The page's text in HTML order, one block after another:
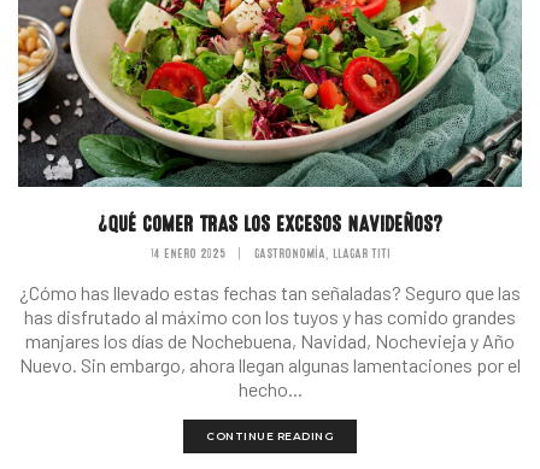
¿QUÉ COMER TRAS LOS EXCESOS NAVIDEÑOS?
14 ENERO 2025 GASTRONOMÍA, LLAGAR TITI
¿Cómo has llevado estas fechas tan señaladas? Seguro que las
has disfrutado al máximo con los tuyos y has comido grandes
manjares los días de Nochebuena, Navidad, Nochevieja y Año
Nuevo. Sin embargo, ahora llegan algunas lamentaciones por el
hecho...
CONTINUE READING